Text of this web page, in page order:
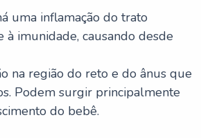
uma inflamação do trato
imunidade, causando desde
na região do reto e do ânus que
Podem surgir principalmente
do bebê.